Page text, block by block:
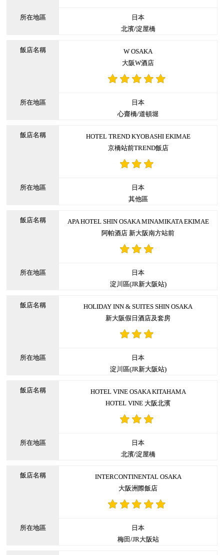
日本
北濱/淀屋橋
W OSAKA
大阪W酒店
日本
心齋橋/道頓堀
HOTEL TREND KYOBASHI EKIMAE
京橋站前TREND飯店
日本
其他區
APA HOTEL SHIN OSAKA MINAMIKATA EKIMAE
阿帕酒店 新大阪南方站前
日本
淀川區(JR新大阪站)
HOLIDAY INN & SUITES SHIN OSAKA
新大阪假日酒店及套房
日本
淀川區(JR新大阪站)
HOTEL VINE OSAKA KITAHAMA
HOTEL VINE 大阪北濱
日本
北濱/淀屋橋
INTERCONTINENTAL OSAKA
大阪洲際飯店
日本
梅田/JR大阪站